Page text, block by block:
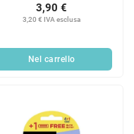
3,20 € IVA esclusa
3,90 €
Nel carrello